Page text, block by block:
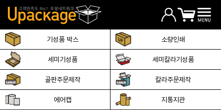
기성품 박스 소량인쇄
세미기성품 세미칼라기성품
골판주문제작 칼라주문제작
에어캡 지통지관